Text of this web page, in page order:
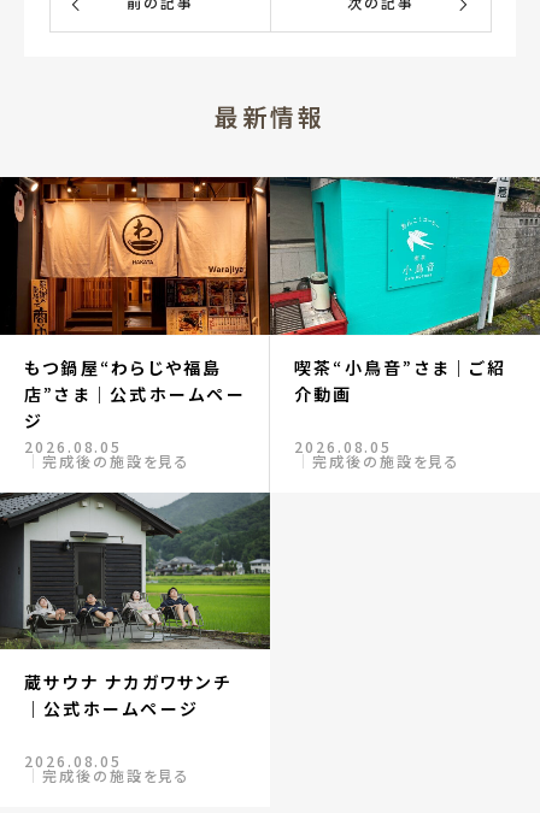
最新情報
もつ鍋屋“わらじや福島
店”さま｜公式ホームペー
ジ
2026.08.05
完成後の施設を見る
喫茶“小鳥音”さま｜ご紹
介動画
2026.08.05
完成後の施設を見る
蔵サウナ ナカガワサンチ
｜公式ホームページ
2026.08.05
完成後の施設を見る